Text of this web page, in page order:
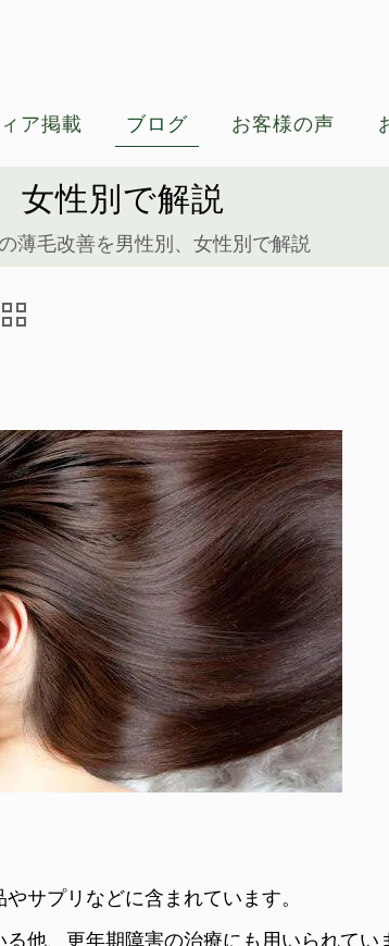
ア掲載 ブログ お客様の声
女性別で解説
薄毛改善を男性別、女性別で解説
サプリなどに含まれています。
他、更年期障害の治療にも用いられてい